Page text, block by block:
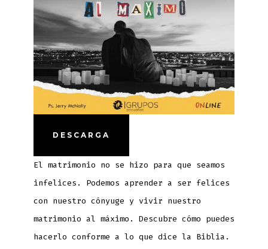
DESCARGA
El matrimonio no se hizo para que seamos
infelices. Podemos aprender a ser felices
con nuestro cónyuge y vivir nuestro
matrimonio al máximo. Descubre cómo puedes
hacerlo conforme a lo que dice la Biblia.